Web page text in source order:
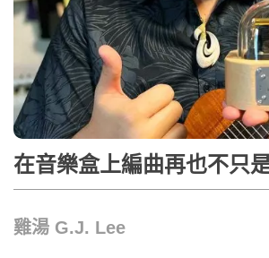
在音樂盒上編曲再也不只
雞湯 G.J. Lee